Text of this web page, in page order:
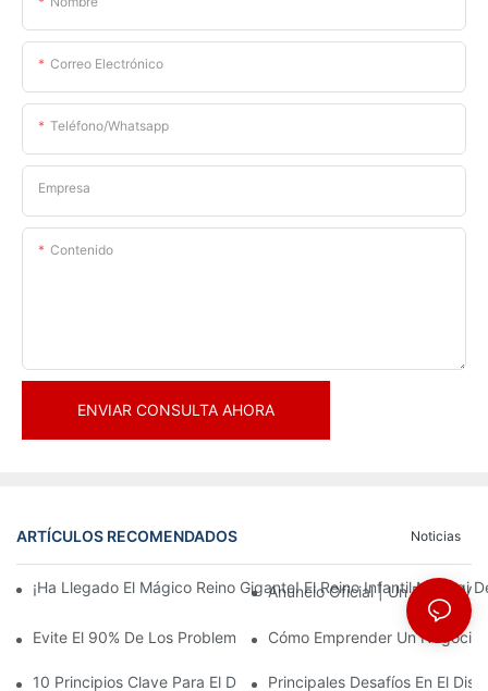
Correo Electrónico
Teléfono/whatsapp
Empresa
Contenido
ENVIAR CONSULTA AHORA
ARTÍCULOS RECOMENDADOS Noticias
¡Ha Llegado El Mágico Reino Gigante! El Reino Infantil Modoqi
Anuncio Oficial | Un Primer
Evite El 90% De Los Problemas: Al Invertir En Un Centro
Cómo Emprender Un Negocio
10 Principios Clave Para El Diseño Exitoso De Un Parque
Principales Desafíos En El